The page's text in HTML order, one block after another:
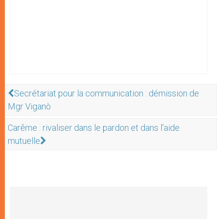
Secrétariat pour la communication : démission de
Mgr Viganò
Carême : rivaliser dans le pardon et dans l'aide
mutuelle